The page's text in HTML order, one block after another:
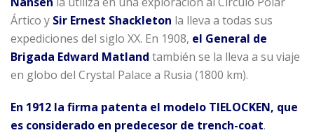
Ártico y Sir Ernest Shackleton la lleva a todas sus
expediciones del siglo XX. En 1908, el General de
Brigada Edward Matland también se la lleva a su viaje
en globo del Crystal Palace a Rusia (1800 km).
En 1912 la firma patenta el modelo TIELOCKEN, que
es considerado en predecesor de trench-coat.